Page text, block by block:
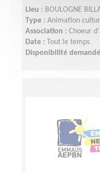
Lieu : BOULOGNE
Type : Animation
Association : Choeur
Date :
Tout le temps
Disponibilité